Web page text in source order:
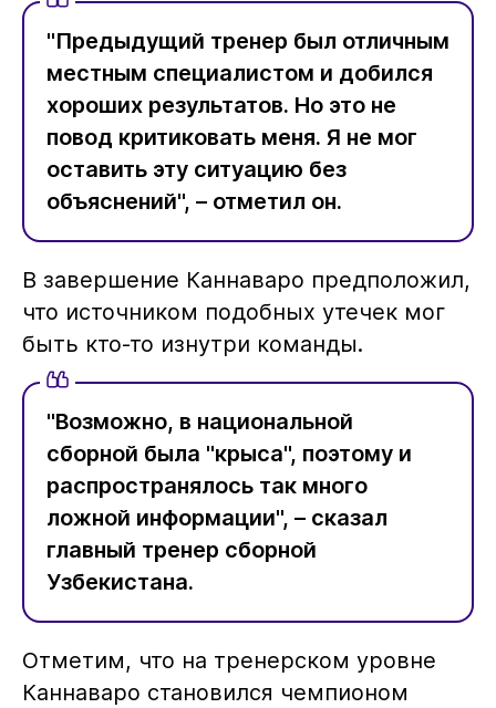
"Предыдущий тренер был отличным
местным специалистом и добился
хороших результатов. Но это не
повод критиковать меня. Я не мог
оставить эту ситуацию без
объяснений", – отметил он.
В завершение Каннаваро предположил,
что источником подобных утечек мог
быть кто-то изнутри команды.
"Возможно, в национальной
сборной была "крыса", поэтому и
распространялось так много
ложной информации", – сказал
главный тренер сборной
Узбекистана.
Отметим, что на тренерском уровне
Каннаваро становился чемпионом